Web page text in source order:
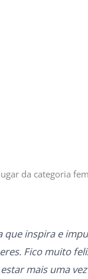
da categoria
que inspira e
Fico muito
mais uma